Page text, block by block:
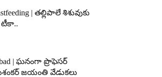
| తల్లిపాలే శిశువుకు
| ఘనంగా ప్రొఫెసర్
జయంతి వేడుకలు